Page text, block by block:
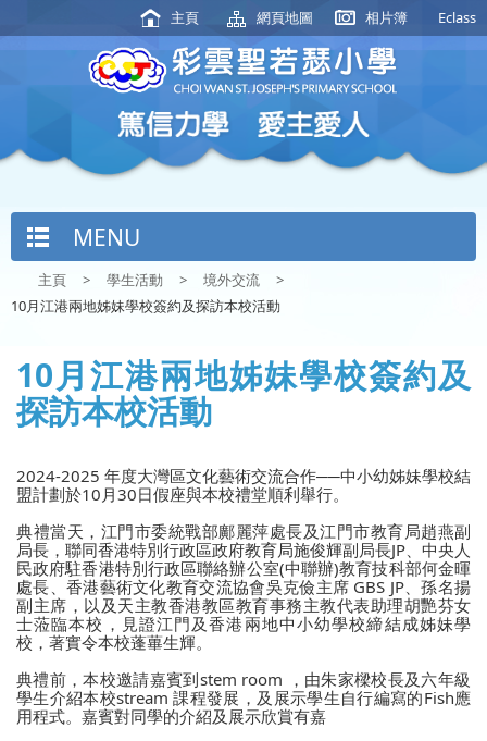
主頁 網頁地圖 相片簿 Eclass
MENU
主頁 > 學生活動 > 境外交流
>
10月江港兩地姊妹學校簽約及探訪本校活動
10月江港兩地姊妹學校簽約及
探訪本校活動
2024-2025 年度大灣區文化藝術交流合作──中小幼姊妹學校結
盟計劃於10月30日假座與本校禮堂順利舉行。
典禮當天，江門市委統戰部鄺麗萍處長及江門市教育局趙燕副
局長，聯同香港特別行政區政府教育局施俊輝副局長JP、中央人
民政府駐香港特別行政區聯絡辦公室(中聯辦)教育技科部何金暉
處長、香港藝術文化教育交流協會吳克儉主席 GBS JP、孫名揚
副主席，以及天主教香港教區教育事務主教代表助理胡艷芬女
士蒞臨本校，見證江門及香港兩地中小幼學校締結成姊妹學
校，著實令本校蓬蓽生輝。
典禮前，本校邀請嘉賓到stem room ，由朱家樑校長及六年級
學生介紹本校stream課程發展，及展示學生自行編寫的Fish應
用程式。嘉賓對同學的介紹及展示欣賞有嘉